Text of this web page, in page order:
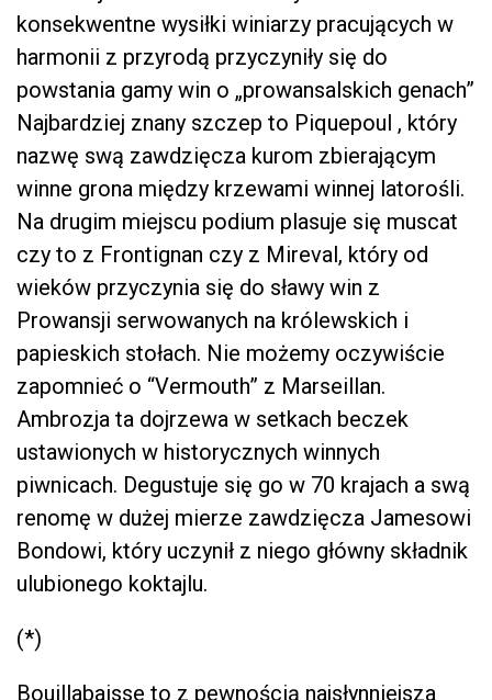
konsekwentne wysiłki winiarzy pracujących w
harmonii z przyrodą przyczyniły się do
powstania gamy win o „prowansalskich genach”
Najbardziej znany szczep to Piquepoul , który
nazwę swą zawdzięcza kurom zbierającym
winne grona między krzewami winnej latorośli.
Na drugim miejscu podium plasuje się muscat
czy to z Frontignan czy z Mireval, który od
wieków przyczynia się do sławy win z
Prowansji serwowanych na królewskich i
papieskich stołach. Nie możemy oczywiście
zapomnieć o “Vermouth” z Marseillan.
Ambrozja ta dojrzewa w setkach beczek
ustawionych w historycznych winnych
piwnicach. Degustuje się go w 70 krajach a swą
renomę w dużej mierze zawdzięcza Jamesowi
Bondowi, który uczynił z niego główny składnik
ulubionego koktajlu.
(*)
Bouillabaisse to z pewnością najsłynniejsza